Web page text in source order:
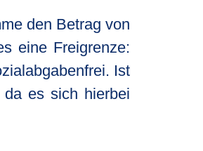
den Betrag von
eine Freigrenze:
Ist
da es sich hierbei